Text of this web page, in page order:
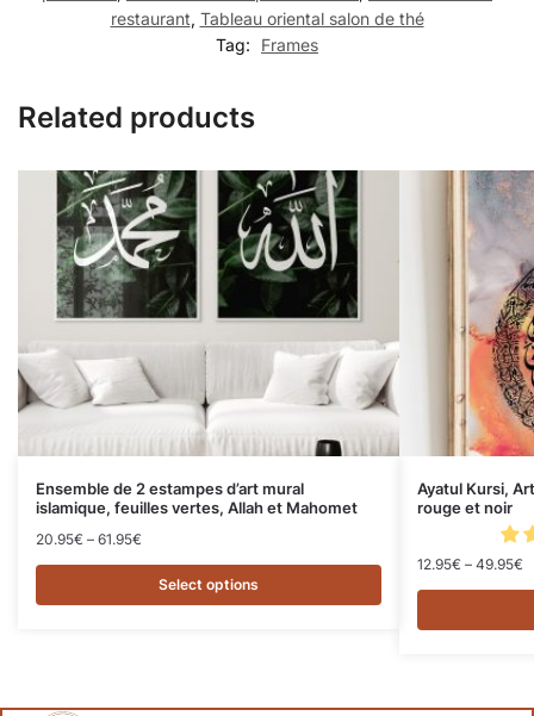
restaurant, Tableau oriental salon de thé
Tag:
Frames
Related products
Ensemble de 2 estampes d’art mural
islamique, feuilles vertes, Allah et Mahomet
20.95€ – 61.95€
Select options
Ayatul Kursi,
rouge et noir
12.95€ – 49.95€